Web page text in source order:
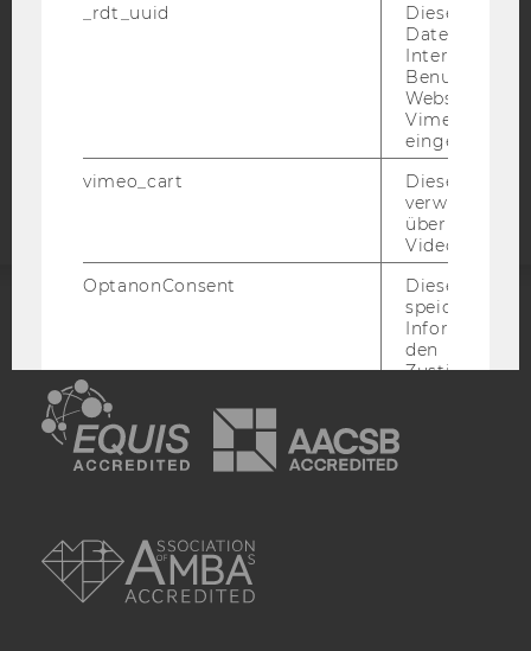
DATENSCHUTZERKLÄRUNG
STUDIENBEWERBER*INNEN UND STUDIERENDE
Barrierefreiheitserklärung
EQUIS
_rdt_uuid
Dieses
Daten über
Interaktionen
Websites, auf
Vimeo-Video
eingebettet
vimeo_cart
Dieses
verwendet,
überprüfen,
Video
OptanonConsent
Dieses Cookie
speichert
den
_scid
hjSessionBenutzer_